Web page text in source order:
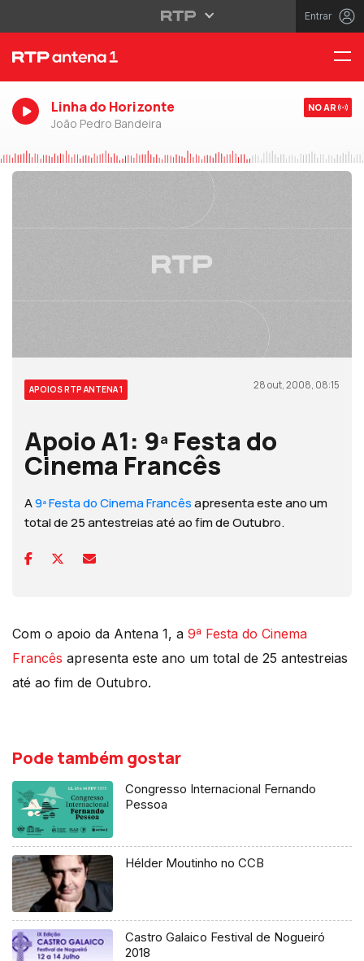
Entrar
Linha do Horizonte
João Pedro Bandeira
NO AR
APOIOS RTP ANTENA 1 28 out, 2008, 08:15
Apoio A1: 9ª Festa do
Cinema Francês
A9ª Festa do Cinema Francêsapresenta este ano um
total de 25 antestreias até ao fim de Outubro.
Com o apoio da Antena 1, a 9ª Festa do Cinema
Francês apresenta este ano um total de 25 antestreias
até ao fim de Outubro.
Pode também gostar
Congresso Internacional Fernando
Pessoa
Hélder Moutinho no CCB
Castro Galaico Festival de Nogueiró
2018